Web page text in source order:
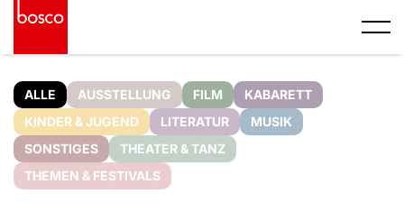
ALLE AUSSTELLUNG FILM
KABARETT
KINDER & JUGEND
LITERATUR
MUSIK
SONSTIGES
THEATER & TANZ
THEMEN & FESTIVALS